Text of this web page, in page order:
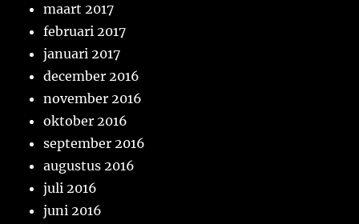
maart 2017
februari 2017
januari 2017
december 2016
november 2016
oktober 2016
september 2016
augustus 2016
juli 2016
juni 2016